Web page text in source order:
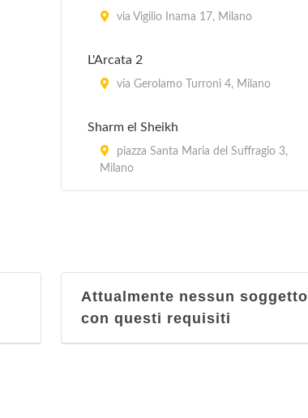
via Vigilio Inama 17, Milano
L'Arcata 2
via Gerolamo Turroni 4, Milano
Sharm el Sheikh
piazza Santa Maria del Suffragio 3,
Milano
Attualmente nessun soggetto
con questi requisiti